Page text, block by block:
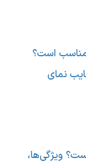
مناسب است؟
نمای
ویژگی‌ها،